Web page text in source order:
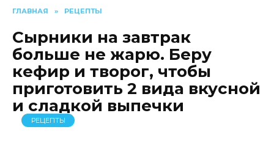
ГЛАВНАЯ » РЕЦЕПТЫ
Сырники на завтрак
больше не жарю. Беру
кефир и творог, чтобы
приготовить 2 вида вкусной
и сладкой выпечки
РЕЦЕПТЫ